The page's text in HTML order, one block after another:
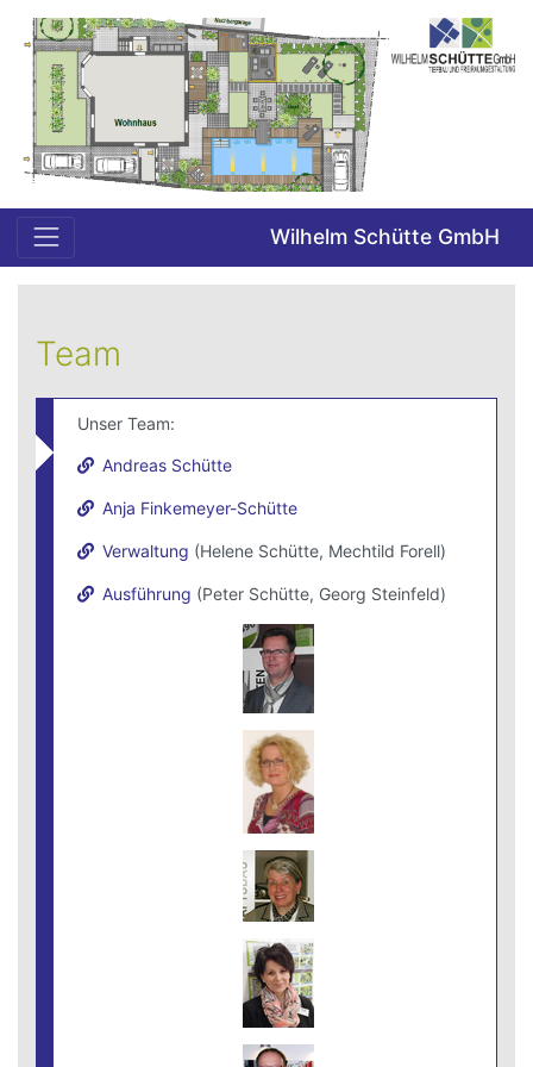
Wilhelm Schütte GmbH
Team
Unser Team:
Andreas Schütte
Anja Finkemeyer-Schütte
Verwaltung (Helene Schütte, Mechtild Forell)
Ausführung (Peter Schütte, Georg Steinfeld)